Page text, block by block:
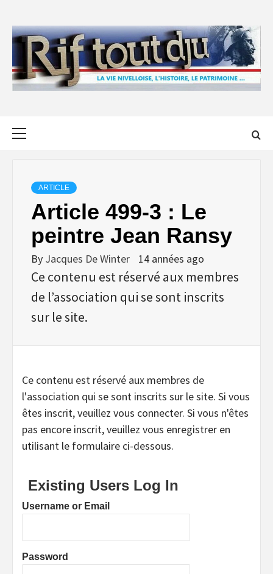
content
ARTICLE
Article 499-3 : Le
peintre Jean Ransy
By Jacques De Winter 14 années ago
Ce contenu est réservé aux membres
de l’association qui se sont inscrits
sur le site.
Ce contenu est réservé aux membres de
l'association qui se sont inscrits sur le site. Si vous
êtes inscrit, veuillez vous connecter. Si vous n'êtes
pas encore inscrit, veuillez vous enregistrer en
utilisant le formulaire ci-dessous.
Existing Users Log In
Username or Email
Password